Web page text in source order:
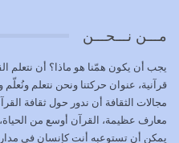
تتحقق الحقوق للجميع
يوليو 18, 2026
بعض صفات المتقين
مـــن نـــحـــن
يجب أن يكون همّنا هو ماذا؟ أن نتعلم
قرآنية، عنوان حركتنا ونحن نتعلم
مجالات الثقافة أن ندور حول ثقافة
معارف عظيمة، القرآن أوسع من
يمكن أن تستوعبه أنت كإنسان في